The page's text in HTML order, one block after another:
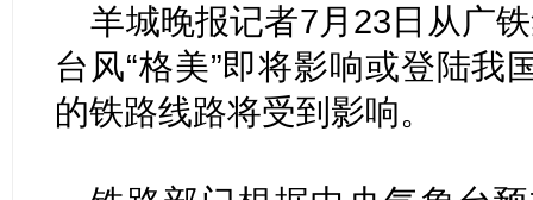
羊城晚报记者7月23日从广
台风“格美”即将影响或登陆我
的铁路线路将受到影响。